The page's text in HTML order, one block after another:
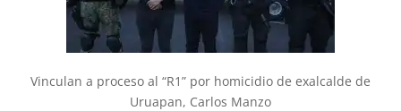
Vinculan a proceso al “R1” por homicidio de exalcalde de
Uruapan, Carlos Manzo